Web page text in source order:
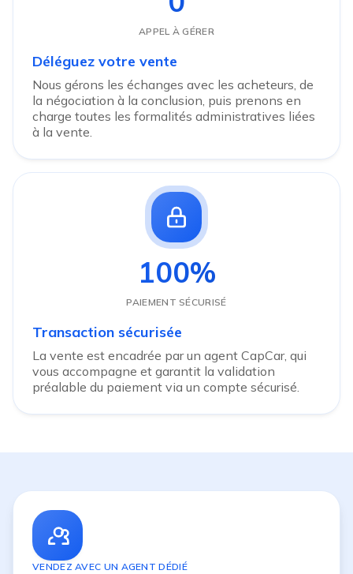
APPEL À GÉRER
Déléguez votre vente
Nous gérons les échanges avec les acheteurs, de
la négociation à la conclusion, puis prenons en
charge toutes les formalités administratives liées
à la vente.
100%
PAIEMENT SÉCURISÉ
Transaction sécurisée
La vente est encadrée par un agent CapCar, qui
vous accompagne et garantit la validation
préalable du paiement via un compte sécurisé.
VENDEZ AVEC UN AGENT DÉDIÉ